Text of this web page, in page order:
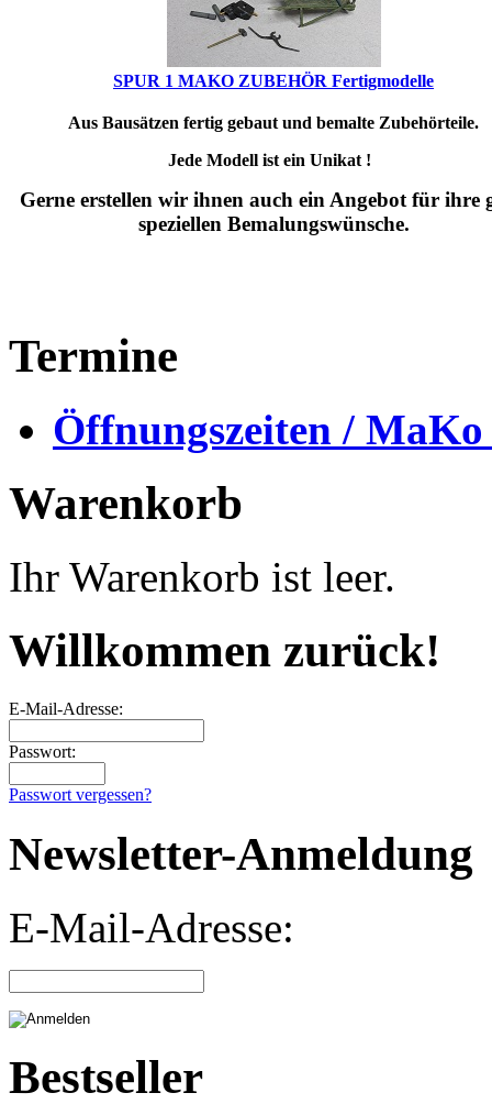
SPUR 1 MAKO ZUBEHÖR Fertigmodelle
Aus Bausätzen fertig gebaut und bemalte Zubehörteile.
Jede Modell ist ein Unikat !
Gerne erstellen wir ihnen auch ein Angebot für ihre
speziellen Bemalungswünsche.
Termine
Öffnungszeiten /
Warenkorb
Ihr Warenkorb ist leer.
Willkommen zurück!
E-Mail-Adresse:
Passwort:
Passwort vergessen?
Newsletter-Anmeldung
E-Mail-Adresse:
Bestseller